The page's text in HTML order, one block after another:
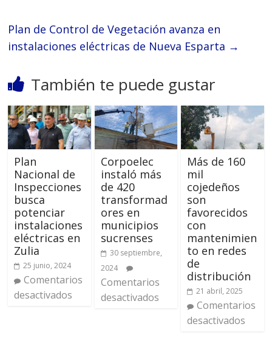
Plan de Control de Vegetación avanza en
instalaciones eléctricas de Nueva Esparta →
También te puede gustar
Plan
Nacional de
Inspecciones
busca
potenciar
instalaciones
eléctricas en
Zulia
25 junio, 2024
Comentarios
desactivados
Corpoelec
instaló más
de 420
transformad
ores en
municipios
sucrenses
30 septiembre,
2024
Comentarios
desactivados
Más de 160
mil
cojedeños
son
favorecidos
con
mantenimien
to en redes
de
distribución
21 abril, 2025
Comentarios
desactivados